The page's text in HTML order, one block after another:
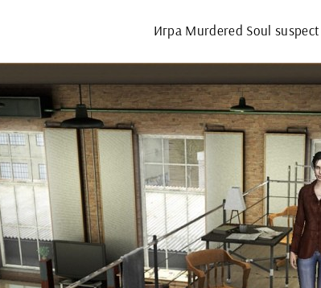
Игра Murdered Soul suspect